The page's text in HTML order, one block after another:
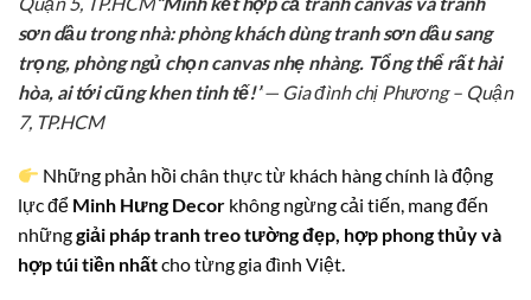
sơn dầu trong nhà: phòng khách dùng tranh sơn dầu sang
trọng, phòng ngủ chọn canvas nhẹ nhàng. Tổng thể rất hài
hòa, ai tới cũng khen tinh tế!”— Gia đình chị Phương – Quận
7, TP.HCM
Những phản hồi chân thực từ khách hàng chính là động
lực để Minh Hưng Decor không ngừng cải tiến, mang đến
nhữnggiải pháp tranh treo tường đẹp, hợp phong thủy và
hợp túi tiền nhấtcho từng gia đình Việt.